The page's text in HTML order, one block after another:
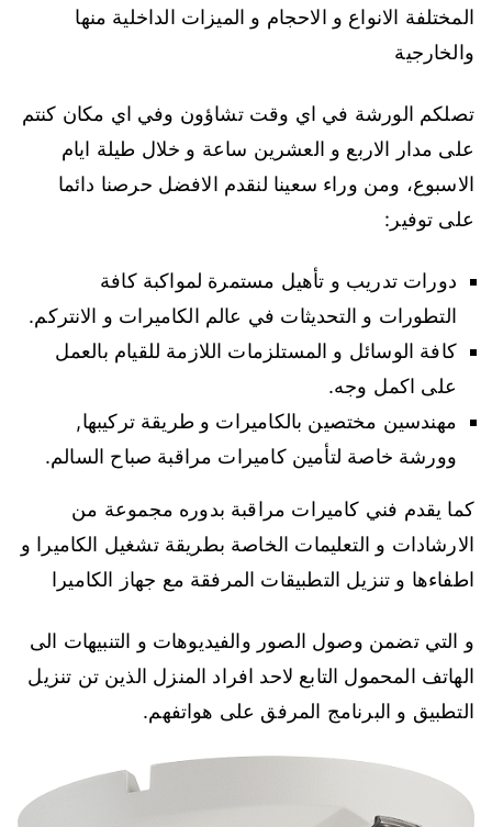
المختلفة الانواع و الاحجام و الميزات الداخلية منها
والخارجية
تصلكم الورشة في اي وقت تشاؤون وفي اي مكان كنتم
على مدار الاربع و العشرين ساعة و خلال طيلة ايام
الاسبوع، ومن وراء سعينا لنقدم الافضل حرصنا دائما
على توفير:
دورات تدريب و تأهيل مستمرة لمواكبة كافة
التطورات و التحديثات في عالم الكاميرات و الانتركم.
كافة الوسائل و المستلزمات اللازمة للقيام بالعمل
على اكمل وجه.
مهندسين مختصين بالكاميرات و طريقة تركيبها,
وورشة خاصة لتأمين كاميرات مراقبة صباح السالم.
كما يقدم فني كاميرات مراقبة بدوره مجموعة من
الارشادات و التعليمات الخاصة بطريقة تشغيل الكاميرا و
اطفاءها و تنزيل التطبيقات المرفقة مع جهاز الكاميرا
و التي تضمن وصول الصور والفيديوهات و التنبيهات الى
الهاتف المحمول التابع لاحد افراد المنزل الذين تن تنزيل
التطبيق و البرنامج المرفق على هواتفهم.